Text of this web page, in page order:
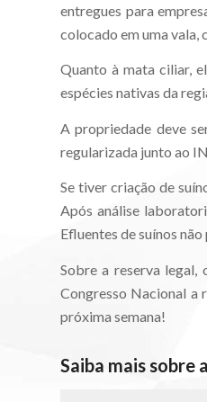
entregues para
colocado em uma vala,
Quanto à mata ciliar,
espécies nativas da
A propriedade deve
regularizada junto ao
Se tiver criação de
Após análise
Efluentes de suínos
Sobre a reserva legal,
Congresso Nacional a
próxima semana!
Saiba mais